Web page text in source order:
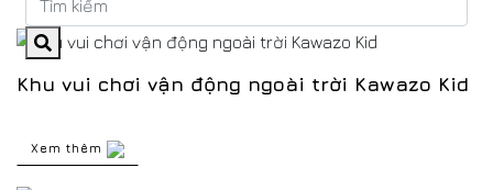
Khu vui chơi vận động ngoài trời Kawazo Kid
Xem thêm